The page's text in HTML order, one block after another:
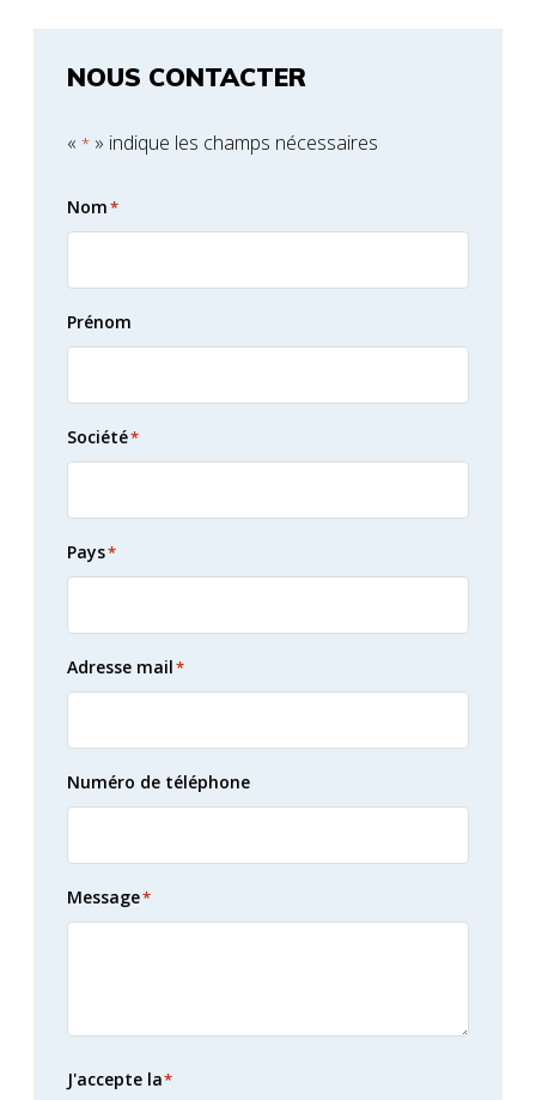
NOUS CONTACTER
« * » indique les champs nécessaires
Nom*
Prénom
Société*
Pays*
Adresse mail*
Numéro de téléphone
Message*
J'accepte la*